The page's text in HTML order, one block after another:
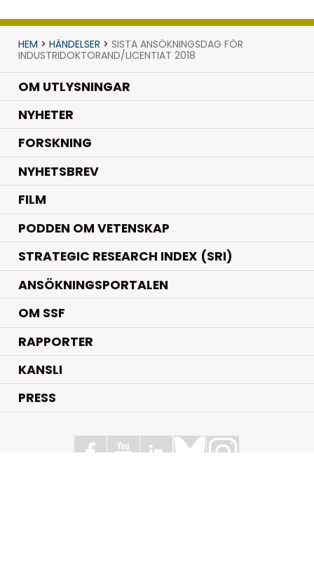
HEM > HÄNDELSER > SISTA ANSÖKNINGSDAG FÖR
INDUSTRIDOKTORAND/LICENTIAT 2018
OM UTLYSNINGAR
NYHETER.
FORSKNING.
NYHETSBREV
FILM
PODDEN OM VETENSKAP
STRATEGIC RESEARCH INDEX (SRI)
ANSÖKNINGSPORTALEN
OM SSF
RAPPORTER
KANSLI
PRESS